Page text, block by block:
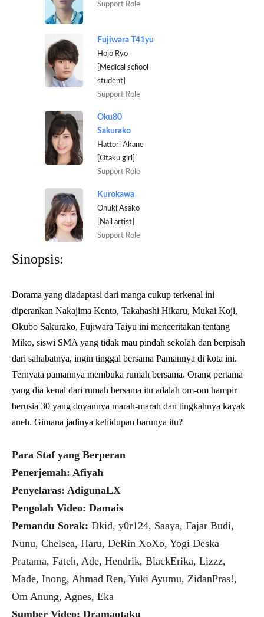
Support Role
Fujiwara T41yu
Hojo Ryo
[Medical school
student]
Support Role
Oku80
Sakurako
Hattori Akane
[Otaku girl]
Support Role
Kurokawa
Onuki Asako
[Nail artist]
Support Role
Sinopsis:
Dorama yang diadaptasi dari manga cukup terkenal ini
diperankan Nakajima Kento, Takahashi Hikaru, Mukai Koji,
Okubo Sakurako, Fujiwara Taiyu ini menceritakan tentang
Miko, siswi SMA yang tidak mau pindah sekolah dan berpisah
dari sahabatnya, ingin tinggal bersama Pamannya di kota ini.
Ternyata pamannya membuka rumah bersama. Orang pertama
yang dia kenal dari rumah bersama itu adalah om-om hampir
berusia 30 yang doyannya marah-marah dan tingkahnya kayak
aneh. Gimana jadinya kehidupan barunya itu?
Para Staf yang Berperan
Penerjemah: Afiyah
Penyelaras: AdigunaLX
Pengolah Video: Damais
Pemandu Sorak: Dkid, y0r124, Saaya, Fajar Budi,
Nunu, Chelsea, Haru, DeRin XoXo, Yogi Deska
Pratama, Fateh, Ade, Hendrik, BlackErika, Lizzz,
Made, Inong, Ahmad Ren, Yuki Ayumu, ZidanPras!,
Om Anung, Agnes, Eka
Sumber Video: Dramaotaku